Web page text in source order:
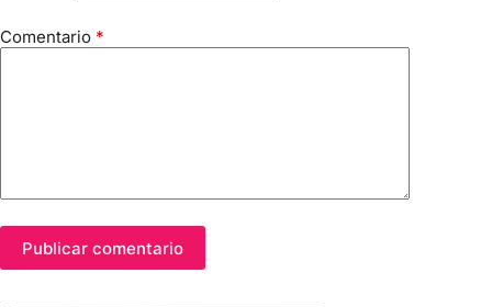
Comentario *
Publicar comentario